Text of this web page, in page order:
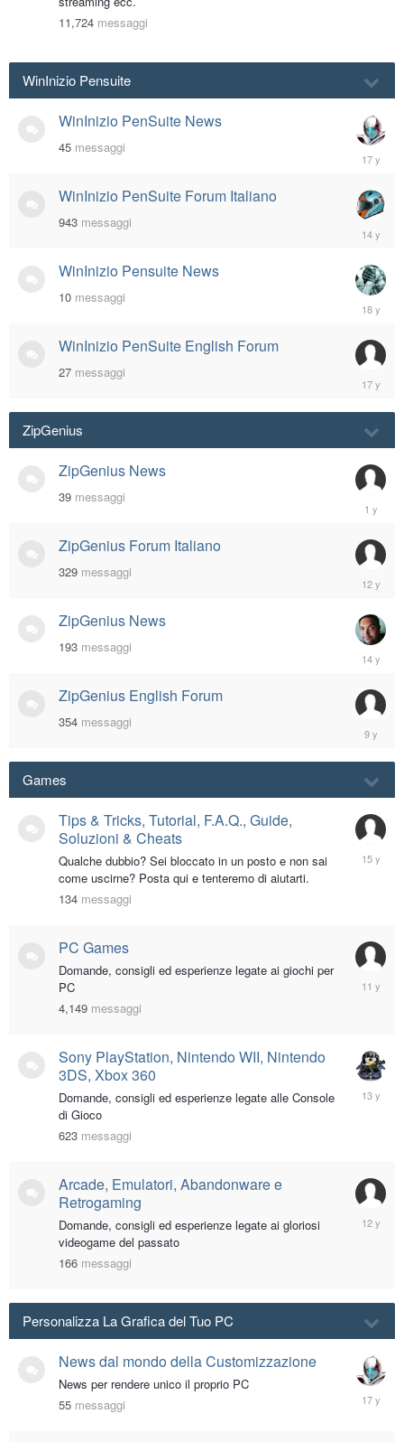
11,724 messaggi
WinInizio Pensuite
WinInizio PenSuite News
45 messaggi
March
10,
2009
WinInizio PenSuite Forum Italiano
943 messaggi
February
13,
2012
WinInizio Pensuite News
10 messaggi
October
22,
2007
WinInizio PenSuite English Forum
27 messaggi
July
30,
2009
ZipGenius
ZipGenius News
39 messaggi
19,
2024
ZipGenius Forum Italiano
329 messaggi
October
16,
2013
ZipGenius News
193 messaggi
May
14,
2012
ZipGenius English Forum
354 messaggi
January
28,
2017
Games
Tips & Tricks, Tutorial, F.A.Q., Guide,
Soluzioni & Cheats
Qualche dubbio? Sei bloccato in un posto e non sai
come uscirne? Posta qui e tenteremo di aiutarti.
134 messaggi
August
24,
PC Games
Domande, consigli ed esperienze legate ai giochi per
PC
4,149 messaggi
July
22,
Sony PlayStation, Nintendo WII, Nintendo
3DS, Xbox 360
Domande, consigli ed esperienze legate alle Console
di Gioco
623 messaggi
January
7,
Arcade, Emulatori, Abandonware e
Retrogaming
Domande, consigli ed esperienze legate ai gloriosi
videogame del passato
166 messaggi
February
14,
Personalizza La Grafica del Tuo PC
News dal mondo della Customizzazione
News per rendere unico il proprio PC
55 messaggi
February
19,